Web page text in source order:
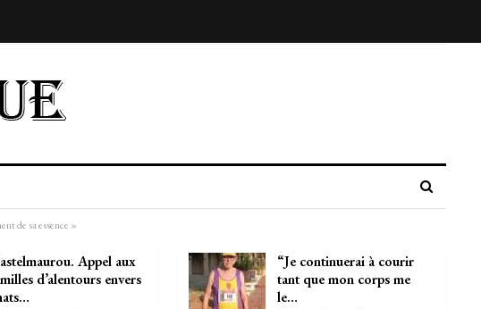
de sa essence »
Appel aux
d’alentours envers
“Je continuerai à courir
tant que mon corps me
le…